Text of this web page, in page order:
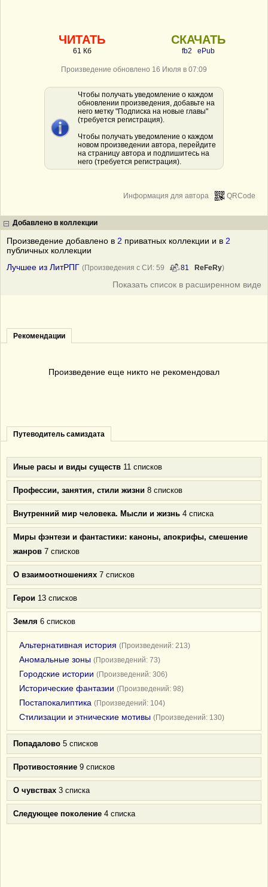
ЧИТАТЬ
61 Кб
СКАЧАТЬ
fb2 ePub
Произведение обновлено 16 Июля в 07:09
Чтобы получать уведомление о каждом
обновлении произведения, добавьте на
него метку "Подписка на новые главы"
(требуется регистрация).
Чтобы получать уведомление о каждом
новом произведении автора, перейдите
на страницу автора и подпишитесь на
него (требуется регистрация).
QRCode
Информация для автора
Добавлено в коллекции
Произведение добавлено в 2 приватных коллекции и в 2
публичных коллекции
Лучшее из ЛитРПГ (Произведения с СИ: 59 81 ReFeRy)
Показать список в расширенном виде
Рекомендации
Произведение еще никто не рекомендовал
Путеводитель самиздата
Иные расы и виды существ 11 списков
Профессии, занятия, стили жизни 8 списков
Внутренний мир человека. Мысли и жизнь 4 списка
Миры фэнтези и фантастики: каноны, апокрифы, смешение
жанров 7 списков
О взаимоотношениях 7 списков
Герои 13 списков
Земля 6 списков
Альтернативная история (Произведений: 213)
Аномальные зоны (Произведений: 73)
Городские истории (Произведений: 306)
Исторические фантазии (Произведений: 98)
Постапокалиптика (Произведений: 104)
Стилизации и этнические мотивы (Произведений: 130)
Попадалово 5 списков
Противостояние 9 списков
О чувствах 3 списка
Следующее поколение 4 списка